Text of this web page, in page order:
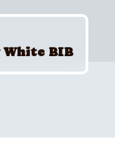
BIB